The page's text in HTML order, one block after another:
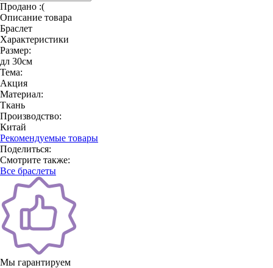
Продано :(
Описание товара
Браслет
Характеристики
Размер:
дл 30см
Тема:
Акция
Материал:
Ткань
Производство:
Китай
Рекомендуемые товары
Поделиться:
Смотрите также:
Все браслеты
Мы гарантируем